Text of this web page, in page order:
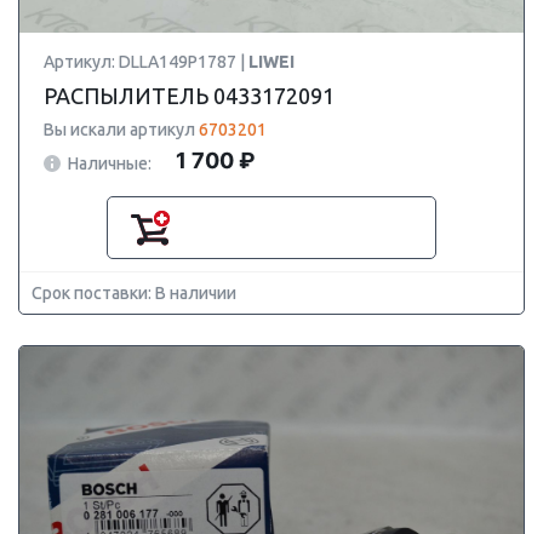
Артикул: DLLA149P1787 | LIWEI
РАСПЫЛИТЕЛЬ 0433172091
Вы искали артикул 6703201
Наличные:
1 700 ₽
Срок поставки: В наличии